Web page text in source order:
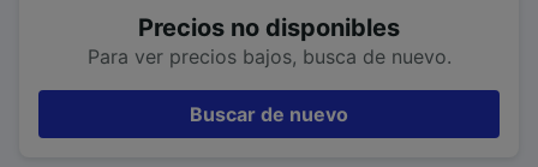
Precios no disponibles
Para ver precios bajos, busca de nuevo.
Buscar de nuevo